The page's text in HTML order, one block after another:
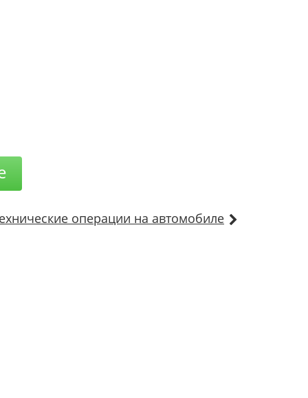
операции на автомобиле